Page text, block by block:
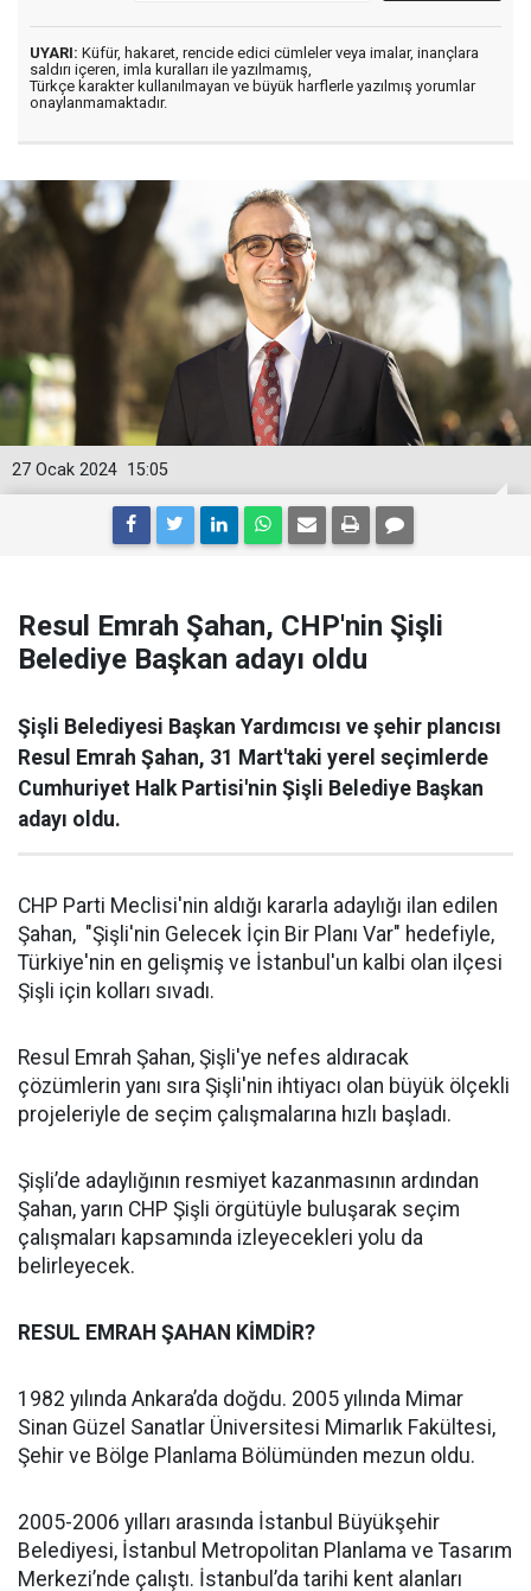
UYARI: Küfür, hakaret, rencide edici cümleler veya imalar, inançlara
saldırı içeren, imla kuralları ile yazılmamış,
Türkçe karakter kullanılmayan ve büyük harflerle yazılmış yorumlar
onaylanmamaktadır.
15:05
27 Ocak 2024
Resul Emrah Şahan, CHP'nin Şişli
Belediye Başkan adayı oldu
Şişli Belediyesi Başkan Yardımcısı ve şehir plancısı
Resul Emrah Şahan, 31 Mart'taki yerel seçimlerde
Cumhuriyet Halk Partisi'nin Şişli Belediye Başkan
adayı oldu.
CHP Parti Meclisi'nin aldığı kararla adaylığı ilan edilen
Şahan, "Şişli'nin Gelecek İçin Bir Planı Var" hedefiyle,
Türkiye'nin en gelişmiş ve İstanbul'un kalbi olan ilçesi
Şişli için kolları sıvadı.
Resul Emrah Şahan, Şişli'ye nefes aldıracak
çözümlerin yanı sıra Şişli'nin ihtiyacı olan büyük ölçekli
projeleriyle de seçim çalışmalarına hızlı başladı.
Şişli’de adaylığının resmiyet kazanmasının ardından
Şahan, yarın CHP Şişli örgütüyle buluşarak seçim
çalışmaları kapsamında izleyecekleri yolu da
belirleyecek.
RESUL EMRAH ŞAHAN KİMDİR?
1982 yılında Ankara’da doğdu. 2005 yılında Mimar
Sinan Güzel Sanatlar Üniversitesi Mimarlık Fakültesi,
Şehir ve Bölge Planlama Bölümünden mezun oldu.
2005-2006 yılları arasında İstanbul Büyükşehir
Belediyesi, İstanbul Metropolitan Planlama ve Tasarım
Merkezi’nde çalıştı. İstanbul’da tarihi kent alanları